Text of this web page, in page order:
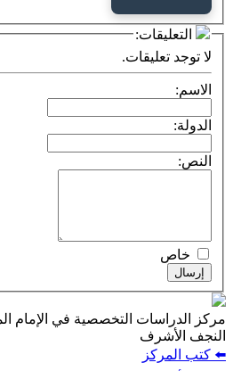
التخصصية في الإمام المهدي (عجّل